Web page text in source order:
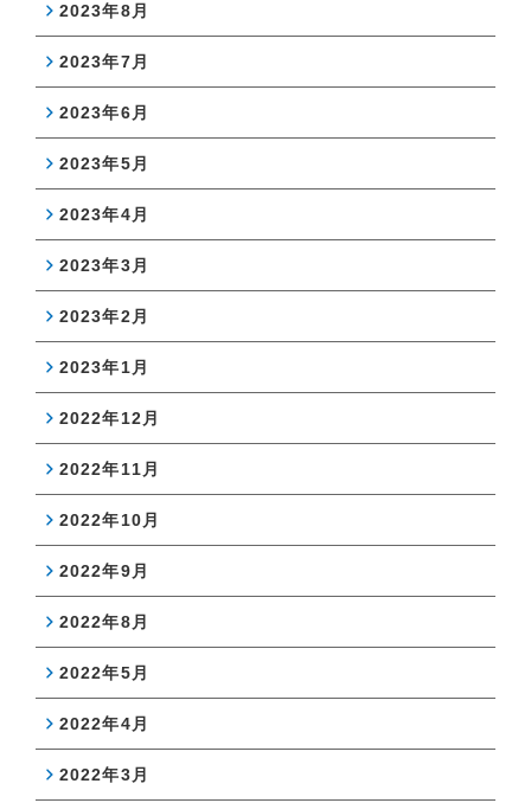
2023年8月
2023年7月
2023年6月
2023年5月
2023年4月
2023年3月
2023年2月
2023年1月
2022年12月
2022年11月
2022年10月
2022年9月
2022年8月
2022年5月
2022年4月
2022年3月